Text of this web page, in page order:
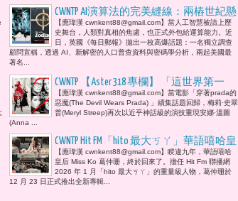
CWNTP AI演算法的完美縫線：兩樁世紀懸
案「黑色大理花」與「黃道十二宮」被
合併整合可能的新敘事 但真相真的因此
升級了嗎?
【應瑋漢 cwnkent88@gmail.com】當人工智慧被請上歷
史舞台，人類對真相的焦慮，也正式外包給運算能力。近
日，英國《每日郵報》拋出一枚高爆話題：一名獨立調查
顧問宣稱，透過 AI、新解密的人口普查資料與密碼學分析，兩起美國最
著名...
CWNTP 【Aster 318 專欄】 「這世界第一
次，有人對Vogue說不。」2026「台北時
裝周」與全球時尚權力的分手 但問題是
「穿著prada的惡魔 2 (The Devil Wears Prada 2)
」回歸省思 我們該如何重新理解審美主
導權？
【應瑋漢 cwnkent88@gmail.com】當電影「穿著prada的
惡魔(The Devil Wears Prada) 」續集話題回歸，梅莉·史翠
普(Meryl Streep)再次以近乎神話級的演技重現安娜·溫圖
(Anna ...
CWNTP Hit FM「hito 最大ㄎㄚ」華語嘻哈皇
后 Miss Ko 葛仲珊 Queen is Back！以
《soul.food 靈食》新專輯回歸，用音樂
為靈魂補充營養。
【應瑋漢 cwnkent88@gmail.com】睽違九年，華語嘻哈
皇后 Miss Ko 葛仲珊，終於回來了。擔任 Hit Fm 聯播網
2026 年 1 月「hito 最大ㄎㄚ」的重量級人物，葛仲珊於
12 月 23 日正式推出全新專輯...